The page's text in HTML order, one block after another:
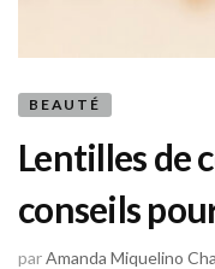
BEAUTÉ
Lentilles de
conseils
parAmanda Miquelino